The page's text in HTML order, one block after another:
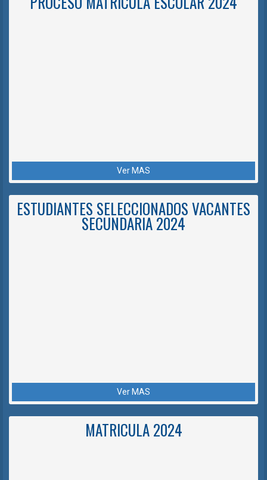
Ver MAS
ESTUDIANTES SELECCIONADOS VACANTES
SECUNDARIA 2024
Ver MAS
MATRICULA 2024